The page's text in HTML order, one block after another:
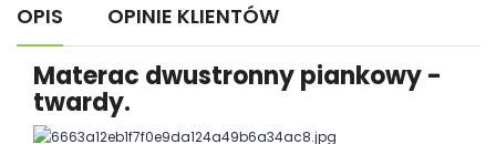
OPIS OPINIE KLIENTÓW
Materac dwustronny piankowy -
twardy.